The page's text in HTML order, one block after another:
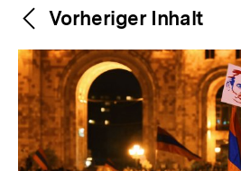
Weitere
Inhalte
Content-
Navigation
Vorheriger Inhalt